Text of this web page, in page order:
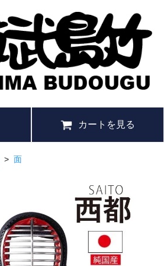
カートを見る
> 面